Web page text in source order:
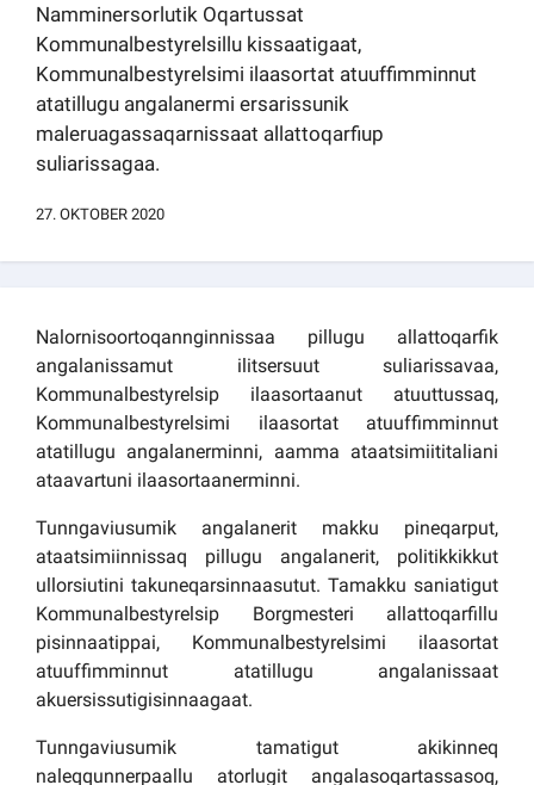
sullissivik.gl
Pilersaarutinut isaavik
Kommuni pillugu paasissutissat
Namminersorlutik Oqartussat
Kommunalbestyrelsillu kissaatigaat,
Kommunalbestyrelsimi ilaasortat atuuffimminnut
atatillugu angalanermi ersarissunik
maleruagassaqarnissaat allattoqarfiup
suliarissagaa.
27. OKTOBER 2020
Nalornisoortoqannginnissaa pillugu allattoqarfik
angalanissamut ilitsersuut suliarissavaa,
Kommunalbestyrelsip ilaasortaanut atuuttussaq,
Kommunalbestyrelsimi ilaasortat atuuffimminnut
atatillugu angalanerminni, aamma ataatsimiititaliani
ataavartuni ilaasortaanerminni.
Tunngaviusumik angalanerit makku pineqarput,
ataatsimiinnissaq pillugu angalanerit, politikkikkut
ullorsiutini takuneqarsinnaasutut. Tamakku saniatigut
Kommunalbestyrelsip Borgmesteri allattoqarfillu
pisinnaatippai, Kommunalbestyrelsimi ilaasortat
atuuffimminnut atatillugu angalanissaat
akuersissutigisinnaagaat.
Tunngaviusumik tamatigut akikinneq
naleqqunnerpaallu atorlugit angalasoqartassasoq,